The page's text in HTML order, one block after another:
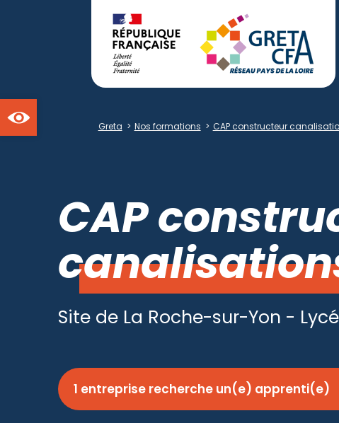
Greta > Nos formations > CAP constructeur
CAP
Site de La Roche-sur-Yon -
1 entreprise recherche un(e) apprenti(e)
Ouvrir la barre d'outils